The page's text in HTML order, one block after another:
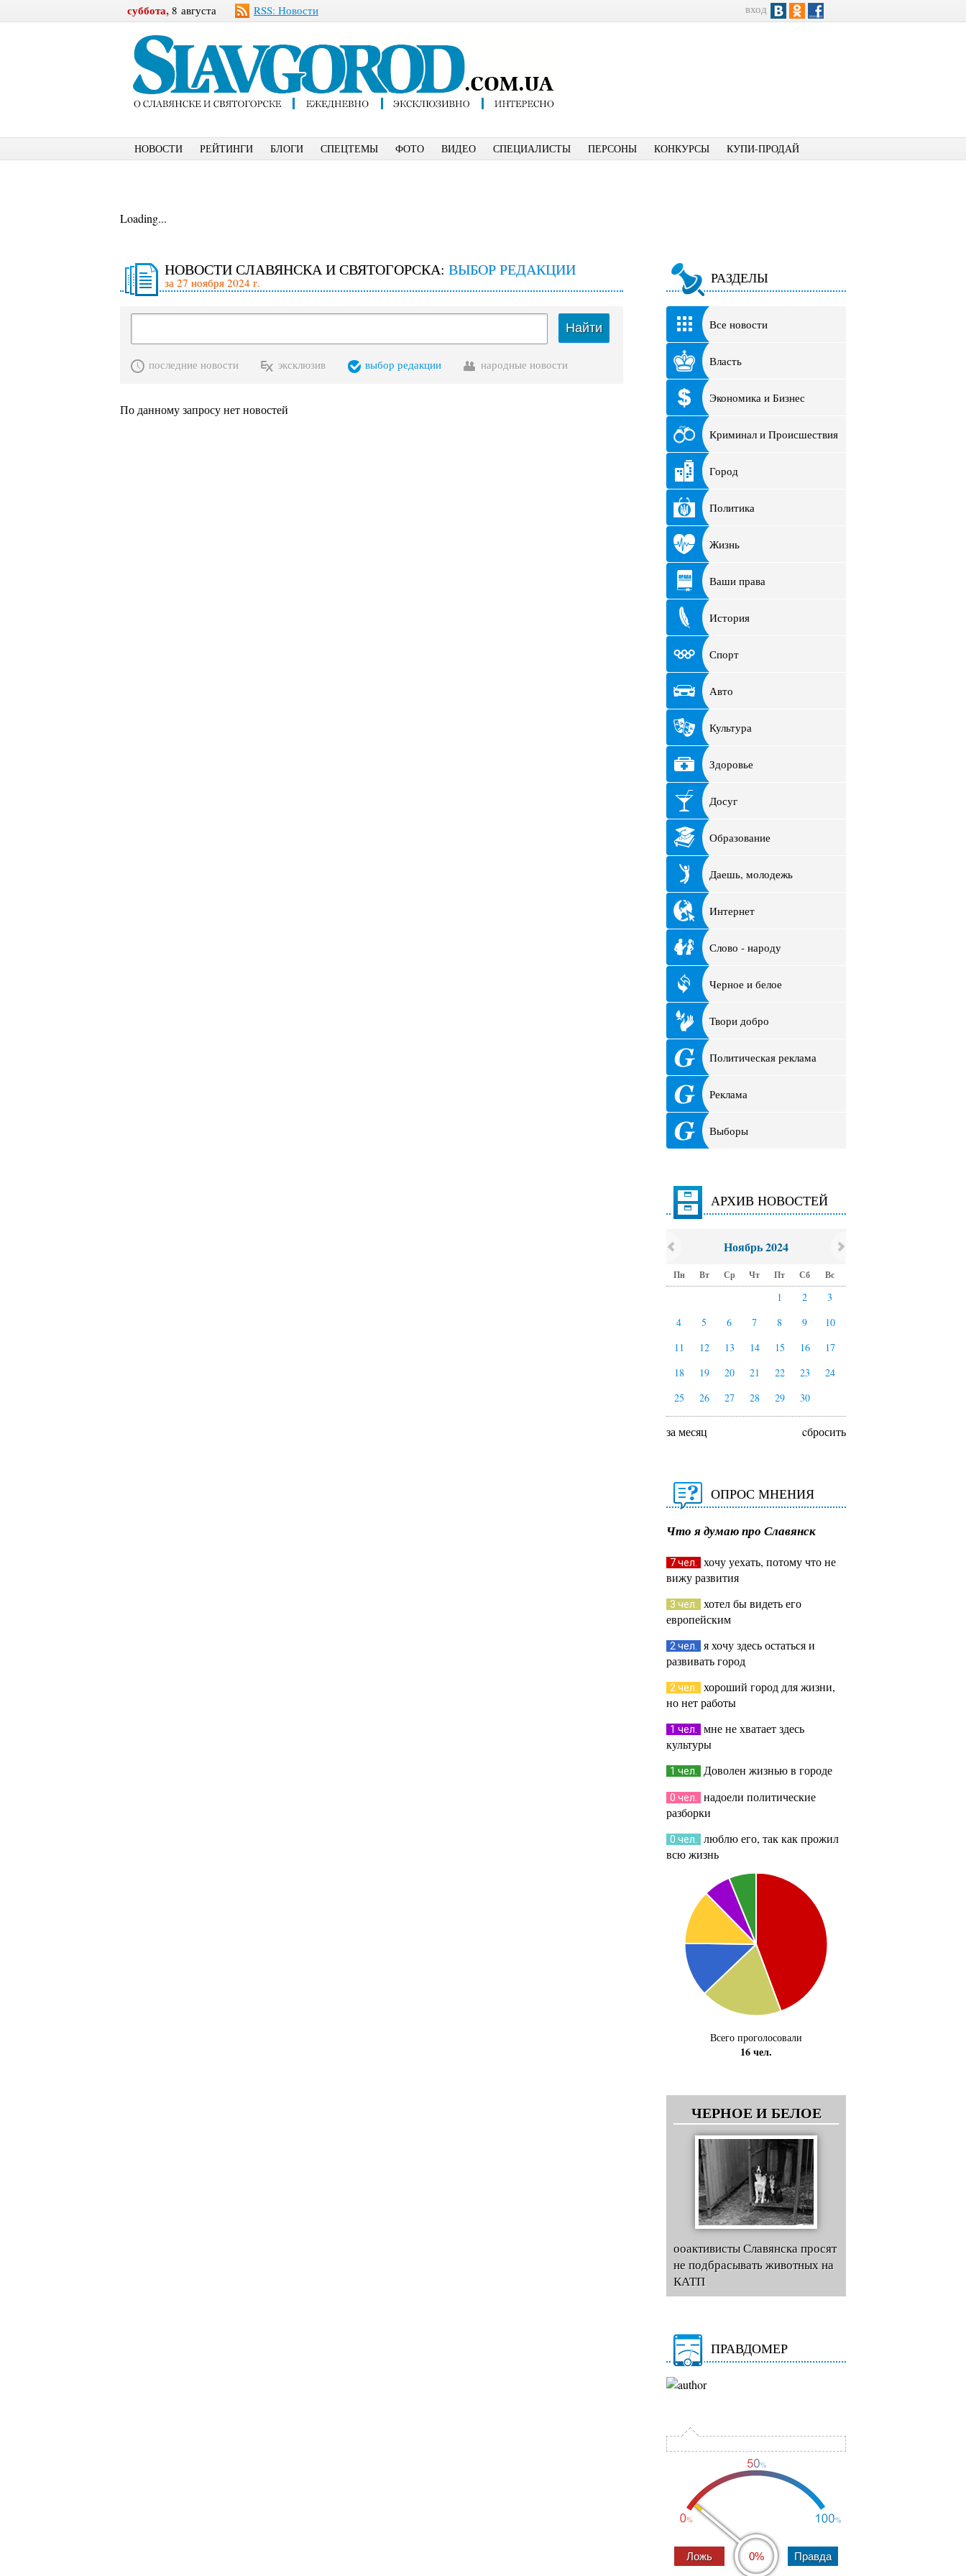
суббота, 8 августа RSS: Новости вход
НОВОСТИ РЕЙТИНГИ БЛОГИ СПЕЦТЕМЫ ФОТО ВИДЕО СПЕЦИАЛИСТЫ ПЕРСОНЫ КОНКУРСЫ КУПИ-ПРОДАЙ
Loading...
НОВОСТИ СЛАВЯНСКА И СВЯТОГОРСКА: ВЫБОР РЕДАКЦИИ
за 27 ноября 2024 г.
Найти
последние новости эксклюзив выбор редакции народные новости
По данному запросу нет новостей
РАЗДЕЛЫ
Все новости
Власть
Экономика и Бизнес
Криминал и Происшествия
Город
Политика
Жизнь
Ваши права
История
Спорт
Авто
Культура
Здоровье
Досуг
Образование
Даешь, молодежь
Интернет
Слово - народу
Черное и белое
Твори добро
Политическая реклама
Реклама
Выборы
АРХИВ НОВОСТЕЙ
Ноябрь 2024
Пн Вт Ср Чт Пт Сб Вс
1 2
3
4
5 6 7 8 9
10
11
12 13 14 15 16
17
18
19 20 21 22 23
24
25
26 27 28 29 30
за месяц cбросить
ОПРОС МНЕНИЯ
Что я думаю про Славянск
7 чел.
хочу уехать, потому что не
вижу развития
3 чел.
хотел бы видеть его
европейским
2 чел.
я хочу здесь остаться и
развивать город
2 чел.
хороший город для жизни,
но нет работы
1 чел.
мне не хватает здесь
культуры
1 чел. Доволен жизнью в городе
0 чел.
надоели политические
разборки
0 чел.
люблю его, так как прожил
всю жизнь
Всего проголосовали
16 чел.
ЧЕРНОЕ И БЕЛОЕ
ооактивисты Славянска просят
не подбрасывать животных на
КАТП
ПРАВДОМЕР
0%